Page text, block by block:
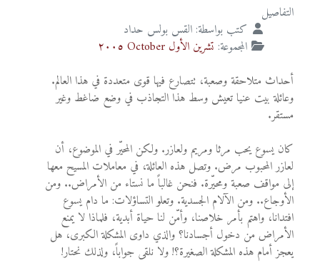
التفاصيل
كتب بواسطة: القس بولس حداد
المجموعة: تشرين الأول October ٢٠٠٥
أحداث متلاحقة وصعبة، تتصارع فيها قوى متعددة في هذا العالم.
وعائلة بيت عنيا تعيش وسط هذا التجاذب في وضع ضاغط وغير
مستقر.
كان يسوع يحب مرثا ومريم ولعازر. ولكن المحيّر في الموضوع، أن
لعازر المحبوب مرض. وتصل هذه العائلة، في معاملات المسيح معها
إلى مواقف صعبة ومحيّرة. فنحن غالباً ما نستاء من الأمراض.. ومن
الأوجاع.. ومن الآلام الجسدية. وتعلو التساؤلات: ما دام يسوع
افتدانا، واهتم بأمر خلاصنا، وأمّن لنا حياة أبدية، فلماذا لا يمنع
الأمراض من دخول أجسادنا؟ والذي داوى المشكلة الكبرى، هل
يعجز أمام هذه المشكلة الصغيرة؟! ولا نلقى جواباً، ولذلك نحتار!